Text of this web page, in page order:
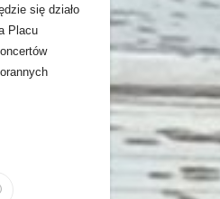
się działo
Placu